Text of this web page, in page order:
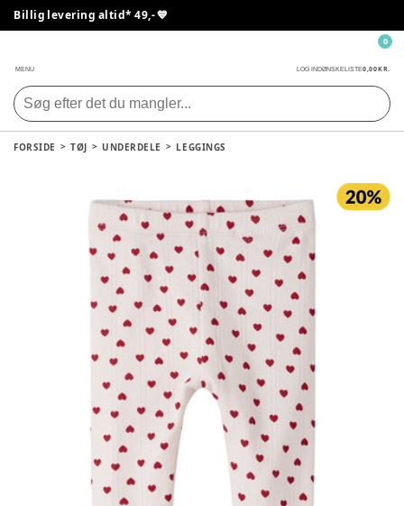
Billig levering altid* 49,- 💙
MENU LOG INDØNSKELISTE0,00 KR.
0
FORSIDE TØJ UNDERDELE LEGGINGS